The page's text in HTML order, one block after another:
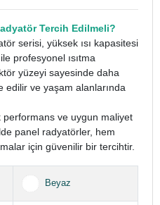
Tercih Edilmeli?
serisi, yüksek ısı kapasitesi
profesyonel ısıtma
yüzeyi sayesinde daha
edilir ve yaşam alanlarında
performans ve uygun maliyet
panel radyatörler, hem
için güvenilir bir tercihtir.
Beyaz